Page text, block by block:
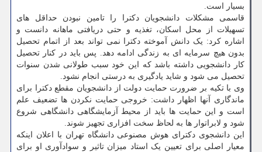
بسیار است.
قاسمی مشکلات دانشجویان دکترا را تامین نبودن حداقل های
تسهیلات از محل اسکان، تغذیه و حتی دریافتی ماهانه دانست و
اشاره کرد: یک دانش آموخته دکترا نمی تواند بعد از اتمام تحصیل
بدون هیچ سرمایه ای به زندگی ادامه دهد. پس باید در کنار تحصیل
کار دانشجویی داشته باشد که این خود سبب طولانی شدن سنوات
تحصیل می شود و شاید یادگیری به درستی انجام نشود.
وی با تکیه بر ضرورت حمایت دولت از دانشجویان مقطع دکترا برای
ماندگاری آنها اظهار داشت: خروجی حمایت نکردن ها تضعیف علم
است و این حمایت ها باید از محیط آزمایشگاهی دانشگاهی شروع
شود و لابراتوار ها به لحاظ سخت افزاری تجهیز شوند.
این دانشجوی دکترای هوش مصنوعی دانشگاه تهران با اعلان اینکه
معیار اصلی برای تعیین یک استاد میزان تاثیر و سوادآوری او برای